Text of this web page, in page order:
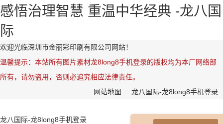
感悟治理智慧 重温中华经典 -龙八国
际
欢迎光临深圳市金丽彩印刷有限公司网站！
温馨提示：本站所有图片素材龙8long8手机登录的版权均为本厂网络部
所有，请勿盗用，否则必追究相应法律责任。
网站地图
龙八国际-龙8long8手机登录
龙八国际-龙8long8手机登录